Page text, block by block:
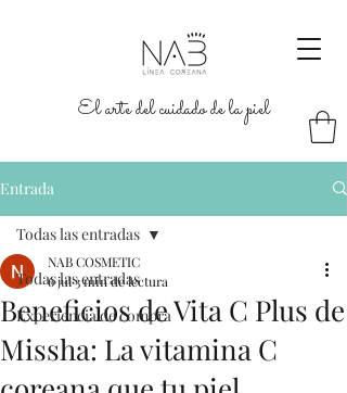
El arte del cuidado de la piel
Entrada
Todas las entradas
Experiencia de compra
Todas las entradas
Beneficios de Vita C Plus de
Missha: La vitamina C
NAB COSMETIC
6 jul3 min de lectura